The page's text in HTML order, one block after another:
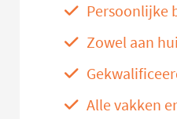
Persoonlijke
Zowel aan
Alle vakken